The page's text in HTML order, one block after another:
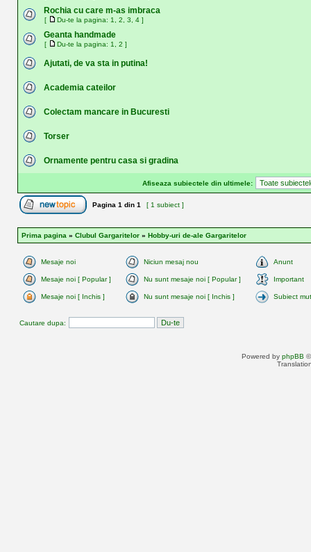
Rochia cu care m-as imbraca
[ Du-te la pagina: 1 2 3 4 ]
Geanta handmade
[ Du-te la pagina: 1 2 ]
Ajutati, de va sta in putina!
Academia cateilor
Colectam mancare in Bucuresti
Torser
Ornamente pentru casa si gradina
Afiseaza subiectele din ultimele:
Pagina 1 din 1 [ 1 subiect ]
Prima pagina » Clubul Gargaritelor » Hobby-uri de-ale Gargaritelor
Mesaje noi Niciun mesaj nou Anunt
Mesaje noi [ Popular ] Nu sunt mesaje noi [ Popular ] Important
Mesaje noi [ Inchis ] Nu sunt mesaje noi [ Inchis ] Subiect
Cautare dupa:
Powered by phpBB